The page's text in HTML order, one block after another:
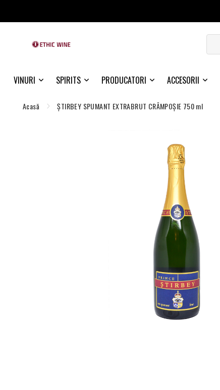
VINURI SPIRITS PRODUCATORI ACCESORII
Acasă ŞTIRBEY SPUMANT EXTRABRUT CRÂMPOŞIE 750 ml